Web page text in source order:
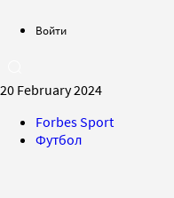
Войти
20 February 2024
Forbes Sport
Футбол